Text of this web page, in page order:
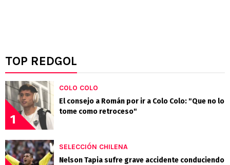
TOP REDGOL
1
COLO COLO
El consejo a Román por ir a Colo Colo: "Que no lo
tome como retroceso"
SELECCIÓN CHILENA
Nelson Tapia sufre grave accidente conduciendo